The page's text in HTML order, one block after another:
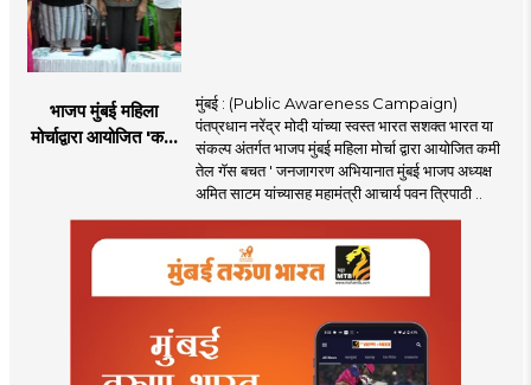
भाजप मुंबई महिला
मोर्चाद्वारा आयोजित 'कमी
मुंबई : (Public Awareness Campaign)
पंतप्रधान नरेंद्र मोदी यांच्या स्वस्त भारत सशक्त भारत या
संकल्प अंतर्गत भाजप मुंबई महिला मोर्चा द्वारा आयोजित कमी
तेल गॅस बचत ' जनजागरण अभियानात मुंबई भाजप अध्यक्ष
अमित साटम यांच्यासह महामंत्री आचार्य पवन त्रिपाठी ..